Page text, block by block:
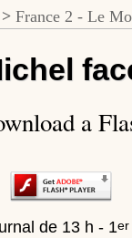
> France 2 - Le
a
de 13 h - 1er